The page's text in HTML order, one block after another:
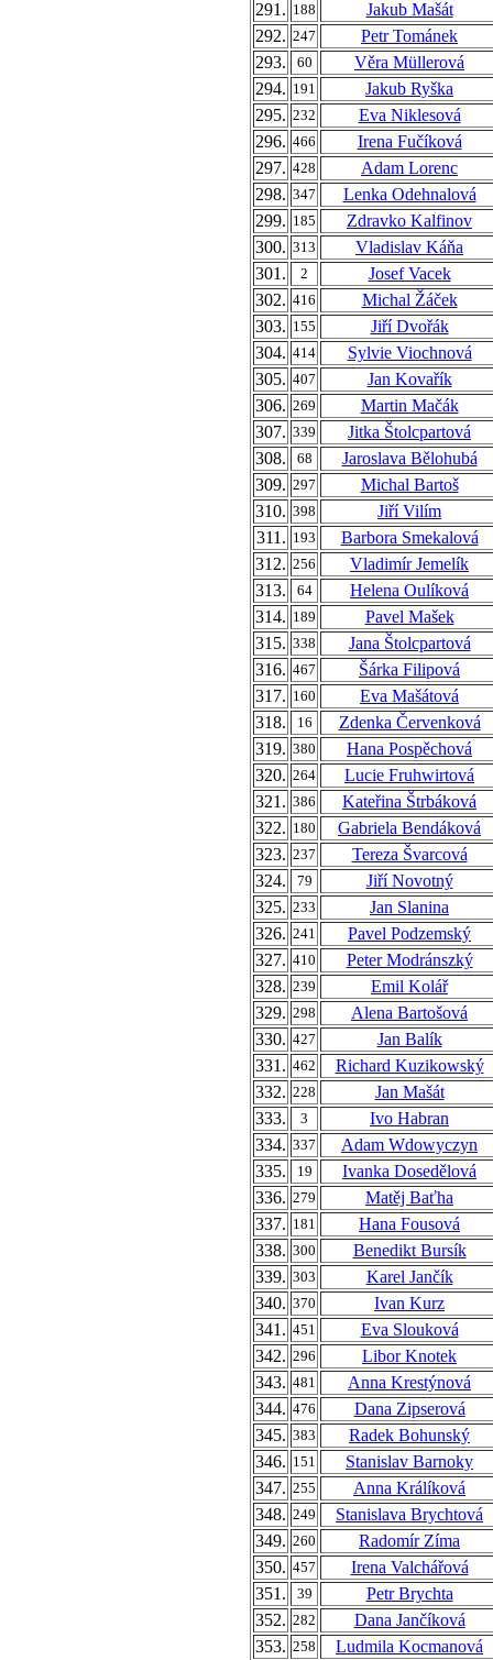
291. 188
Jakub Mašát
292. 247
Petr Tománek
293.
60
Věra Müllerová
294. 191
Jakub Ryška
295. 232
Eva Niklesová
296. 466
Irena Fučíková
297. 428
Adam Lorenc
298. 347
Lenka Odehnalová
299. 185
Zdravko Kalfinov
300. 313
Vladislav Káňa
301.
2
Josef Vacek
302. 416
Michal Žáček
303. 155
Jiří Dvořák
304. 414
Sylvie Viochnová
305. 407
Jan Kovařík
306. 269
Martin Mačák
307. 339
Jitka Štolcpartová
308.
68
Jaroslava Bělohubá
309. 297
Michal Bartoš
310. 398
Jiří Vilím
311. 193
Barbora Smekalová
312. 256
Vladimír Jemelík
313.
64
Helena Oulíková
314. 189
Pavel Mašek
315. 338
Jana Štolcpartová
316. 467
Šárka Filipová
317. 160
Eva Mašátová
318.
16
Zdenka Červenková
319. 380
Hana Pospěchová
320. 264
Lucie Fruhwirtová
321. 386
Kateřina Štrbáková
322. 180
Gabriela Bendáková
323. 237
Tereza Švarcová
324.
79
Jiří Novotný
325. 233
Jan Slanina
326. 241
Pavel Podzemský
327. 410
Peter Modránszký
328. 239
Emil Kolář
329. 298
Alena Bartošová
330. 427
Jan Balík
331. 462
Richard Kuzikowský
332. 228
Jan Mašát
333.
3
Ivo Habran
334. 337
Adam Wdowyczyn
335.
19
Ivanka Dosedělová
336. 279
Matěj Baťha
337. 181
Hana Fousová
338. 300
Benedikt Bursík
339. 303
Karel Jančík
340. 370
Ivan Kurz
341. 451
Eva Slouková
342. 296
Libor Knotek
343. 481
Anna Krestýnová
344. 476
Dana Zipserová
345. 383
Radek Bohunský
346. 151
Stanislav Barnoky
347. 255
Anna Králíková
348. 249
Stanislava Brychtová
349. 260
Radomír Zíma
350. 457
Irena Valchářová
351.
39
Petr Brychta
352. 282
Dana Jančíková
353. 258
Ludmila Kocmanová